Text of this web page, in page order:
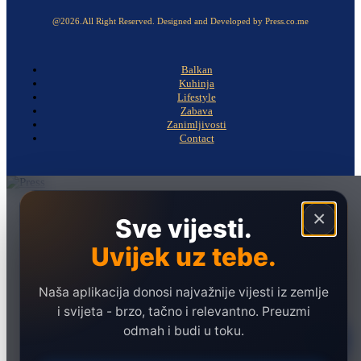
@2026.All Right Reserved. Designed and Developed by Press.co.me
Balkan
Kuhinja
Lifestyle
Zabava
Zanimljivosti
Contact
×
Sve vijesti.
Uvijek uz tebe.
Naša aplikacija donosi najvažnije vijesti iz zemlje
i svijeta - brzo, tačno i relevantno. Preuzmi
odmah i budi u toku.
Ekonomija